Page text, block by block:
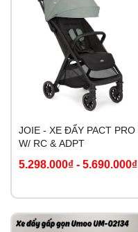
JOIE - XE ĐẨY PACT PRO
W/ RC & ADPT
5.298.000₫ - 5.690.000₫